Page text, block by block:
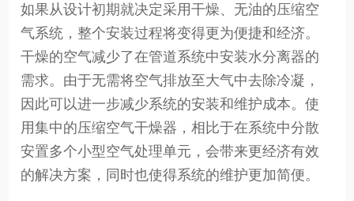
如果从设计初期就决定采用干燥、无油的压缩空
气系统，整个安装过程将变得更为便捷和经济。
干燥的空气减少了在管道系统中安装水分离器的
需求。由于无需将空气排放至大气中去除冷凝，
因此可以进一步减少系统的安装和维护成本。使
用集中的压缩空气干燥器，相比于在系统中分散
安置多个小型空气处理单元，会带来更经济有效
的解决方案，同时也使得系统的维护更加简便。